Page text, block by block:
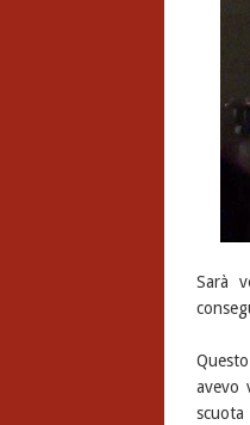
Sarà
avevo